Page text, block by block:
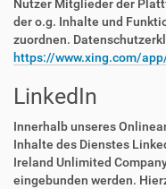
Nutzer Mitglieder der
der o.g. Inhalte und
zuordnen.
https://www.xing.com/
LinkedIn
Innerhalb unseres
Inhalte des Dienstes
Ireland Unlimited
eingebunden werden.